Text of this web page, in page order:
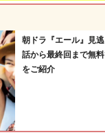
朝ドラ『エール』見
話から最終回まで無
をご紹介